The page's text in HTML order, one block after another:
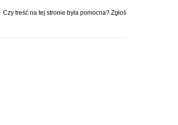
Czy treść na tej stronie była pomocna? Zgłoś